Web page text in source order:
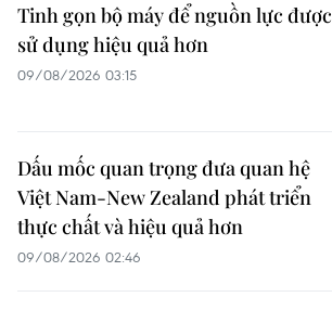
Tinh gọn bộ máy để nguồn lực được
sử dụng hiệu quả hơn
09/08/2026 03:15
Dấu mốc quan trọng đưa quan hệ
Việt Nam-New Zealand phát triển
thực chất và hiệu quả hơn
09/08/2026 02:46